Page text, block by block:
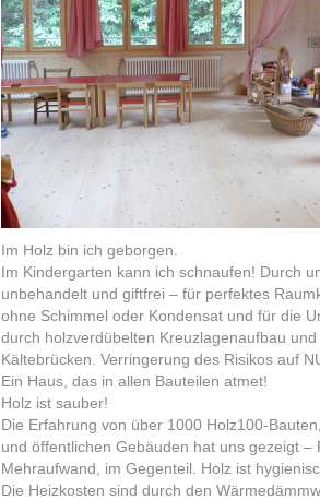
Im Holz bin ich geborgen.
Im Kindergarten kann ich schnaufen! Durch
unbehandelt und giftfrei – für perfektes
ohne Schimmel oder Kondensat und für die
durch holzverdübelten Kreuzlagenaufbau
Kältebrücken. Verringerung des Risikos auf
Ein Haus, das in allen Bauteilen atmet!
Holz ist sauber!
Die Erfahrung von über 1000 Holz100-
und öffentlichen Gebäuden hat uns gezeigt –
Mehraufwand, im Gegenteil. Holz ist
Die Heizkosten sind durch den